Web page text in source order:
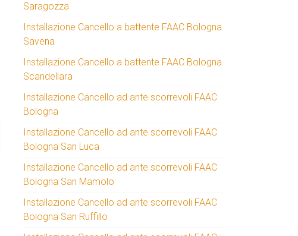
Saragozza
Installazione Cancello a battente FAAC Bologna
Savena
Installazione Cancello a battente FAAC Bologna
Scandellara
Installazione Cancello ad ante scorrevoli FAAC
Bologna
Installazione Cancello ad ante scorrevoli FAAC
Bologna San Luca
Installazione Cancello ad ante scorrevoli FAAC
Bologna San Mamolo
Installazione Cancello ad ante scorrevoli FAAC
Bologna San Ruffillo